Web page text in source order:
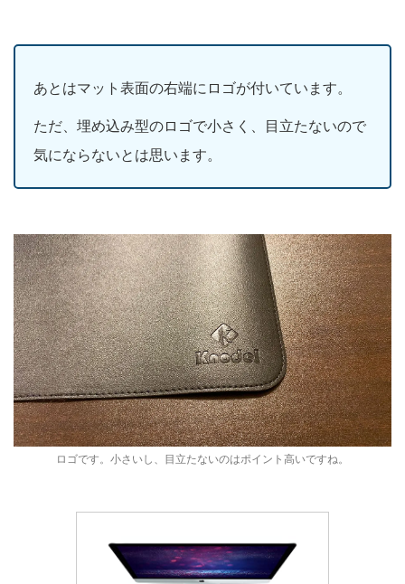
あとはマット表面の右端にロゴが付いています。
ただ、埋め込み型のロゴで小さく、目立たないので
気にならないとは思います。
ロゴです。小さいし、目立たないのはポイント高いですね。